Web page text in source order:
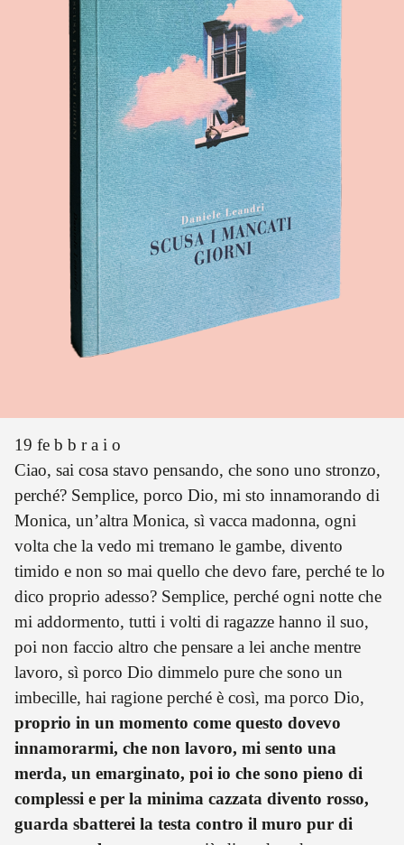
19 fe b b r a i o
Ciao, sai cosa stavo pensando, che sono uno stronzo,
perché? Semplice, porco Dio, mi sto innamorando di
Monica, un’altra Monica, sì vacca madonna, ogni
volta che la vedo mi tremano le gambe, divento
timido e non so mai quello che devo fare, perché te lo
dico proprio adesso? Semplice, perché ogni notte che
mi addormento, tutti i volti di ragazze hanno il suo,
poi non faccio altro che pensare a lei anche mentre
lavoro, sì porco Dio dimmelo pure che sono un
imbecille, hai ragione perché è così, ma porco Dio,
proprio in un momento come questo dovevo
innamorarmi, che non lavoro, mi sento una
merda, un emarginato, poi io che sono pieno di
complessi e per la minima cazzata divento rosso,
guarda sbatterei la testa contro il muro pur di